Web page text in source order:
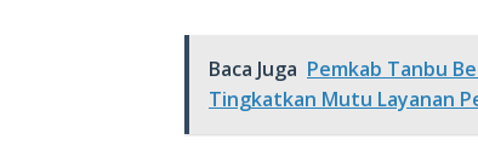
Baca Juga Pemkab Tanbu
Tingkatkan Mutu Layanan